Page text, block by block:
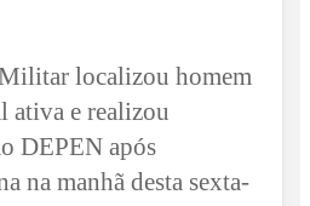
localizou homem
ativa e realizou
DEPEN após
na manhã desta sexta-